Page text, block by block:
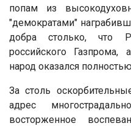
попам из
"демократами"
добра столько, что
российского Газпрома,
народ оказался
За столь
адрес
восторженное